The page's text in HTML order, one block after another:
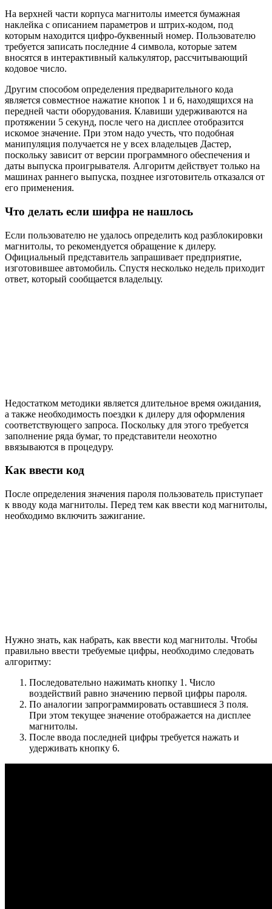
На верхней части корпуса магнитолы имеется бумажная
наклейка с описанием параметров и штрих-кодом, под
которым находится цифро-буквенный номер. Пользователю
требуется записать последние 4 символа, которые затем
вносятся в интерактивный калькулятор, рассчитывающий
кодовое число.
Другим способом определения предварительного кода
является совместное нажатие кнопок 1 и 6, находящихся на
передней части оборудования. Клавиши удерживаются на
протяжении 5 секунд, после чего на дисплее отобразится
искомое значение. При этом надо учесть, что подобная
манипуляция получается не у всех владельцев Дастер,
поскольку зависит от версии программного обеспечения и
даты выпуска проигрывателя. Алгоритм действует только на
машинах раннего выпуска, позднее изготовитель отказался от
его применения.
Что делать если шифра не нашлось
Если пользователю не удалось определить код разблокировки
магнитолы, то рекомендуется обращение к дилеру.
Официальный представитель запрашивает предприятие,
изготовившее автомобиль. Спустя несколько недель приходит
ответ, который сообщается владельцу.
Недостатком методики является длительное время ожидания,
а также необходимость поездки к дилеру для оформления
соответствующего запроса. Поскольку для этого требуется
заполнение ряда бумаг, то представители неохотно
ввязываются в процедуру.
Как ввести код
После определения значения пароля пользователь приступает
к вводу кода магнитолы. Перед тем как ввести код магнитолы,
необходимо включить зажигание.
Нужно знать, как набрать, как ввести код магнитолы. Чтобы
правильно ввести требуемые цифры, необходимо следовать
алгоритму:
Последовательно нажимать кнопку 1. Число
воздействий равно значению первой цифры пароля.
По аналогии запрограммировать оставшиеся 3 поля.
При этом текущее значение отображается на дисплее
магнитолы.
После ввода последней цифры требуется нажать и
удерживать кнопку 6.